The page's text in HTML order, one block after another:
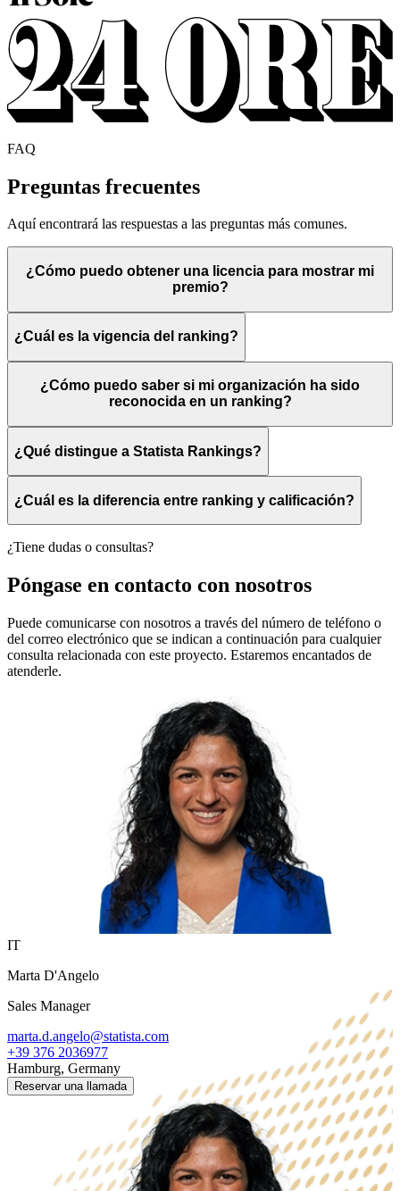
FAQ
Preguntas frecuentes
Aquí encontrará las respuestas a las preguntas más comunes.
¿Cómo puedo obtener una licencia para mostrar mi
premio?
¿Cuál es la vigencia del ranking?
¿Cómo puedo saber si mi organización ha sido
reconocida en un ranking?
¿Qué distingue a Statista Rankings?
¿Cuál es la diferencia entre ranking y calificación?
¿Tiene dudas o consultas?
Póngase en contacto con nosotros
Puede comunicarse con nosotros a través del número de teléfono o
del correo electrónico que se indican a continuación para cualquier
consulta relacionada con este proyecto. Estaremos encantados de
atenderle.
IT
Marta D'Angelo
Sales Manager
marta.d.angelo@statista.com
+39 376 2036977
Hamburg, Germany
Reservar una llamada